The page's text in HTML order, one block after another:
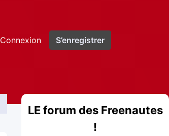
Connexion S’enregistrer
LE forum des Freenautes
!